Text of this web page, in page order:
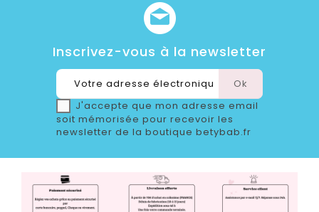
Inscrivez-vous à la newsletter
J'accepte que mon adresse email
soit mémorisée pour recevoir les
newsletter de la boutique betybab.fr